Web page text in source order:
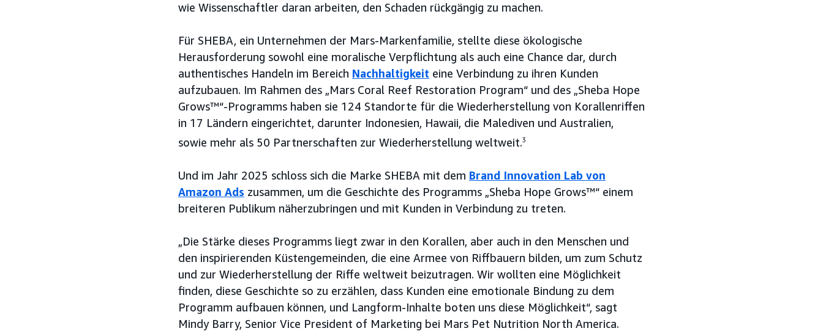
wie Wissenschaftler daran arbeiten, den Schaden rückgängig zu machen.
Für SHEBA, ein Unternehmen der Mars-Markenfamilie, stellte diese ökologische
Herausforderung sowohl eine moralische Verpflichtung als auch eine Chance dar, durch
authentisches Handeln im Bereich Nachhaltigkeit eine Verbindung zu ihren Kunden
aufzubauen. Im Rahmen des „Mars Coral Reef Restoration Program“ und des „Sheba Hope
Grows™“-Programms haben sie 124 Standorte für die Wiederherstellung von Korallenriffen
in 17 Ländern eingerichtet, darunter Indonesien, Hawaii, die Malediven und Australien,
sowie mehr als 50 Partnerschaften zur Wiederherstellung weltweit.3
Und im Jahr 2025 schloss sich die Marke SHEBA mit dem Brand Innovation Lab von
Amazon Ads zusammen, um die Geschichte des Programms „Sheba Hope Grows™“ einem
breiteren Publikum näherzubringen und mit Kunden in Verbindung zu treten.
„Die Stärke dieses Programms liegt zwar in den Korallen, aber auch in den Menschen und
den inspirierenden Küstengemeinden, die eine Armee von Riffbauern bilden, um zum Schutz
und zur Wiederherstellung der Riffe weltweit beizutragen. Wir wollten eine Möglichkeit
finden, diese Geschichte so zu erzählen, dass Kunden eine emotionale Bindung zu dem
Programm aufbauen können, und Langform-Inhalte boten uns diese Möglichkeit“, sagt
Mindy Barry, Senior Vice President of Marketing bei Mars Pet Nutrition North America.